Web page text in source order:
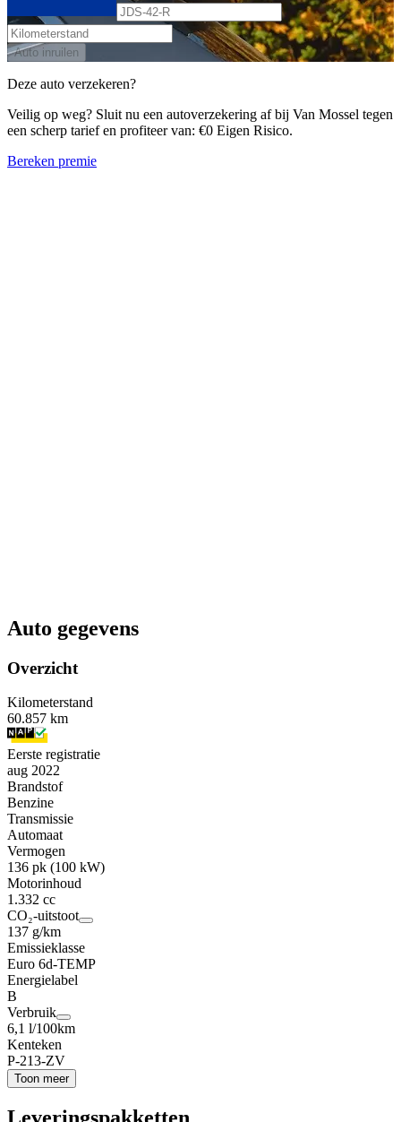
Auto inruilen
Deze auto verzekeren?
Veilig op weg? Sluit nu een autoverzekering af bij Van Mossel tegen
een scherp tarief en profiteer van: €0 Eigen Risico.
Bereken premie
Auto gegevens
Overzicht
Kilometerstand
60.857 km
Eerste registratie
aug 2022
Brandstof
Benzine
Transmissie
Automaat
Vermogen
136 pk (100 kW)
Motorinhoud
1.332 cc
CO₂-uitstoot
137 g/km
Emissieklasse
Euro 6d-TEMP
Energielabel
B
Verbruik
6,1 l/100km
Kenteken
P-213-ZV
Toon meer